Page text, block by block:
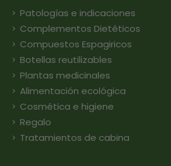
Patologías e indicaciones
Complementos Dietéticos
Compuestos Espagiricos
Botellas reutilizables
Plantas medicinales
Alimentación ecológica
Cosmética e higiene
Regalo
Tratamientos de cabina